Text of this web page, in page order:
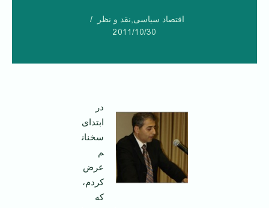
اقتصاد سیاسی,نقد و نظر
2011/10/30
در
ابتدای
سخنان
م
عرض
کردم،
که